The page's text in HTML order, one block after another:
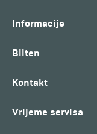
Informacije
Bilten
Kontakt
Vrijeme servisa